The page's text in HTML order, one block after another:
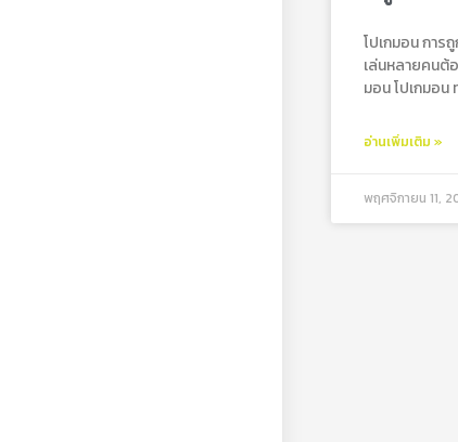
โปเกมอน การ
เล่นหลายคนต้
มอน โปเกมอ
อ่านเพิ่มเติม »
พฤศจิกายน 11,